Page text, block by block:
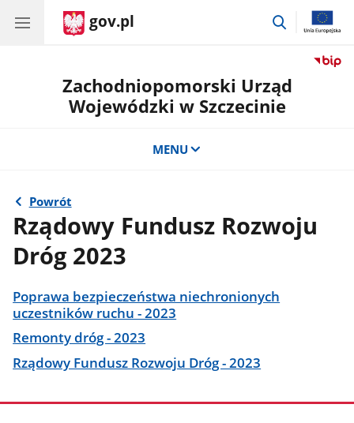
gov.pl
przejdź
Zachodniopomorski Urząd
Wojewódzki w Szczecinie
MENU
Powrót
Rządowy Fundusz Rozwoju
Dróg 2023
Poprawa bezpieczeństwa niechronionych
uczestników ruchu - 2023
Remonty dróg - 2023
Rządowy Fundusz Rozwoju Dróg - 2023